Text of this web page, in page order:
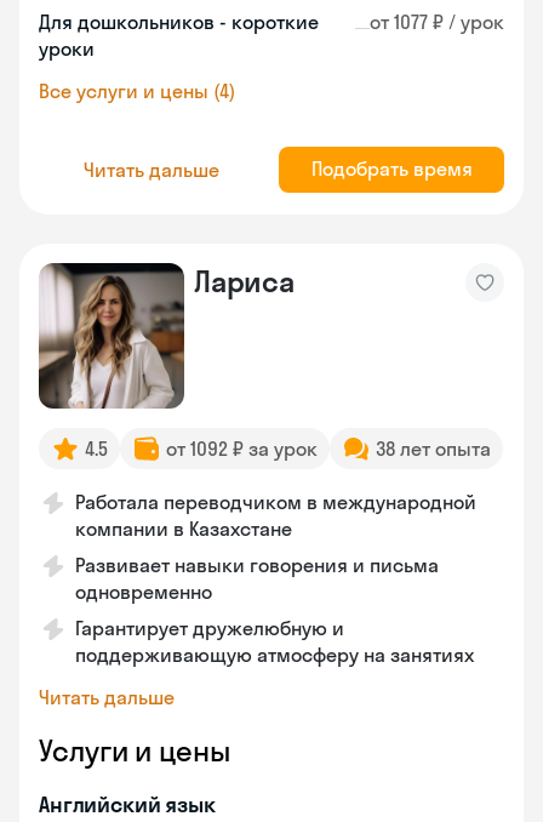
Для дошкольников - короткие
уроки
от 1077 ₽ / урок
Все услуги и цены (4)
Читать дальше Подобрать время
Лариса
4.5 от 1092 ₽ за урок 38 лет опыта
Работала переводчиком в международной
компании в Казахстане
Развивает навыки говорения и письма
одновременно
Гарантирует дружелюбную и
поддерживающую атмосферу на занятиях
Читать дальше
Услуги и цены
Английский язык